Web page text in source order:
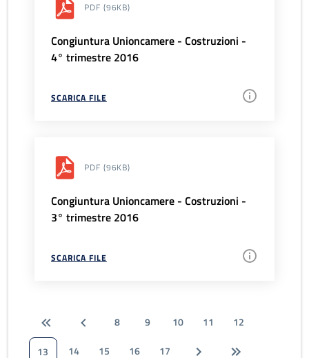
PDF (96KB)
Congiuntura Unioncamere - Costruzioni -
4° trimestre 2016
SCARICA FILE
PDF (96KB)
Congiuntura Unioncamere - Costruzioni -
3° trimestre 2016
SCARICA FILE
8 9 10 11
12
13
14 15 16 17